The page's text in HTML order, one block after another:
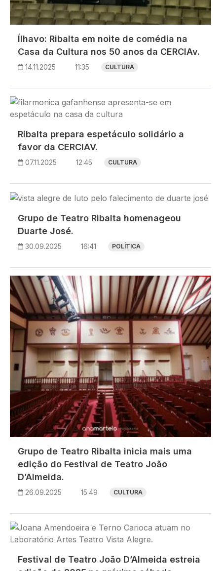
Ílhavo: Ribalta em noite de comédia na
Casa da Cultura nos 50 anos da CERCIAv.
14.11.2025 11:35 CULTURA
Imagem
Ribalta prepara espetáculo solidário a
favor da CERCIAV.
07.11.2025 12:45 CULTURA
Imagem
Grupo de Teatro Ribalta homenageou
Duarte José.
30.09.2025 16:41 POLÍTICA
Imagem
Grupo de Teatro Ribalta inicia mais uma
edição do Festival de Teatro João
D’Almeida.
26.09.2025 15:49 CULTURA
Imagem
Festival de Teatro João D’Almeida estreia